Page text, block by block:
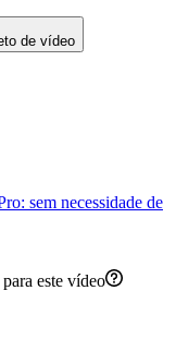
de vídeo
sem necessidade de
este vídeo